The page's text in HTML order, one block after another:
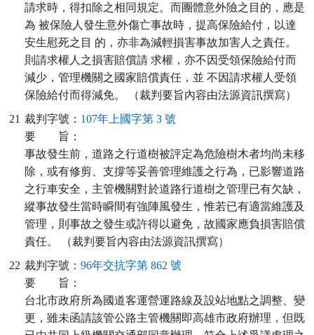
請求時，得扣除之相同規定。而團體意外險之目的，應是
為 被保險人發生意外傷亡事故時，提高保險給付，以達
安生慰死之目 的，亦非為減輕損害事故加害人之責任。
則請求權人之損害賠償請 求權，亦不因受領保險給付而
減少，管理機關之國家賠償責任，並 不因請求權人受領
保險給付而得減免。 （裁判要旨內容由法源資訊撰寫）
21 裁判字號： 107年上國字第 3 號
要
旨：
事故發生前，道路之行道樹被評定為危險樹木者均尚未移
除，或有修剪、支撐等妥善管理維護之行為，已影響道路
之行車安全，主管機關對於道路行道樹之管理已有欠缺，
縱事故發生當時瞬間有強陣風發生，惟若已有適當維護及
管理，則事故之發生或許得以避免，故國家應負損害賠償
責任。 （裁判要旨內容由法源資訊撰寫）
22 裁判字號： 96年交抗字第 862 號
要
旨：
台北市政府所為國道客運營運路線及設站地點之調整、變
更，雖未函請該管公路主管機關即高雄市政府辦理，但既